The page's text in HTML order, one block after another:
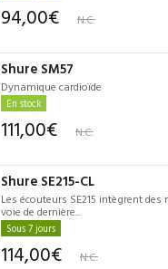
94,00€ N.C.
Shure SM57
Dynamique cardioïde
En stock
111,00€ N.C.
Shure SE215-CL
Les écouteurs SE215 intègrent
voie de dernière...
Sous 7 jours
114,00€ N.C.